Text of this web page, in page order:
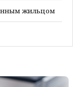
жильцом